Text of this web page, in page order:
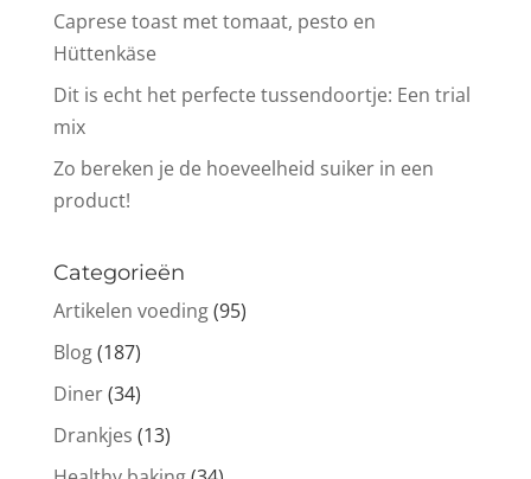
Caprese toast met tomaat, pesto en
Hüttenkäse
Dit is echt het perfecte tussendoortje: Een trial
mix
Zo bereken je de hoeveelheid suiker in een
product!
Categorieën
Artikelen voeding(95)
Blog(187)
Diner(34)
Drankjes (13)